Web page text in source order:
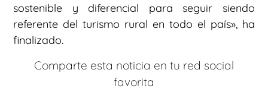
sostenible y diferencial para seguir siendo
referente del turismo rural en todo el país», ha
finalizado.
Comparte esta noticia en tu red social
favorita